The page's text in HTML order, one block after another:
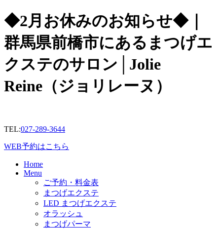
◆2月お休みのお知らせ◆｜
群馬県前橋市にあるまつげエ
クステのサロン│Jolie
Reine（ジョリレーヌ）
TEL:027-289-3644
WEB予約はこちら
Home
Menu
ご予約・料金表
まつげエクステ
LED まつげエクステ
オラッシュ
まつげパーマ